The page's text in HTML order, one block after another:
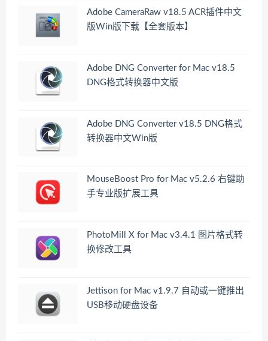
Adobe CameraRaw v18.5 ACR插件中文
版Win版下载【全套版本】
Adobe DNG Converter for Mac v18.5
DNG格式转换器中文版
Adobe DNG Converter v18.5 DNG格式
转换器中文Win版
MouseBoost Pro for Mac v5.2.6 右键助
手专业版扩展工具
PhotoMill X for Mac v3.4.1 图片格式转
换修改工具
Jettison for Mac v1.9.7 自动或一键推出
USB移动硬盘设备